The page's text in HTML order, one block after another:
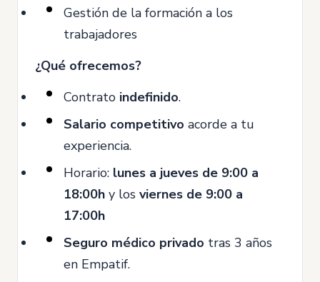
Gestión de la formación a los
trabajadores
¿Qué ofrecemos?
Contrato indefinido.
Salario competitivo acorde a tu
experiencia.
Horario: lunes a jueves de 9:00 a
18:00h y los viernes de 9:00 a
17:00h
Seguro médico privado tras 3 años
en Empatif.